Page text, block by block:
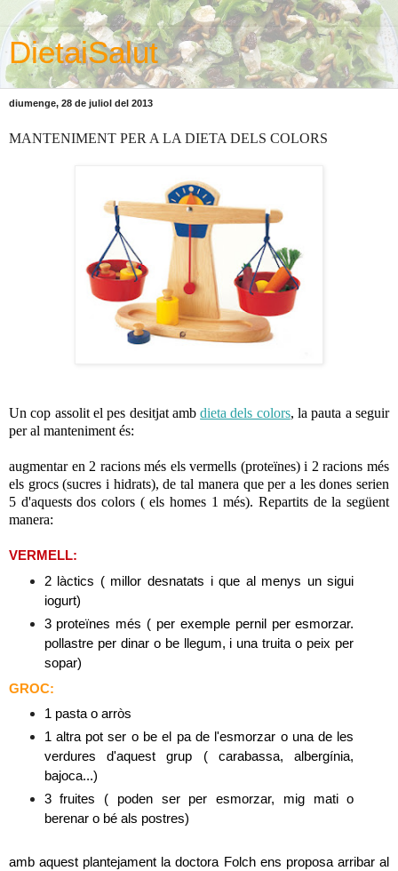
DietaiSalut
diumenge, 28 de juliol del 2013
MANTENIMENT PER A LA DIETA DELS COLORS
Un cop assolit el pes desitjat ambdieta dels colors, la pauta a seguir
per al manteniment és:
augmentar en 2 racions més els vermells (proteïnes) i 2 racions més
els grocs (sucres i hidrats), de tal manera que per a les dones serien
5 d'aquests dos colors ( els homes 1 més). Repartits de la següent
manera:
VERMELL:
2 làctics ( millor desnatats i que al menys un sigui
iogurt)
3 proteïnes més ( per exemple pernil per esmorzar.
pollastre per dinar o be llegum, i una truita o peix per
sopar)
GROC:
1 pasta o arròs
1 altra pot ser o be el pa de l'esmorzar o una de les
verdures d'aquest grup ( carabassa, albergínia,
bajoca...)
3 fruites ( poden ser per esmorzar, mig mati o
berenar o bé als postres)
amb aquest plantejament la doctora Folch ens proposa arribar al